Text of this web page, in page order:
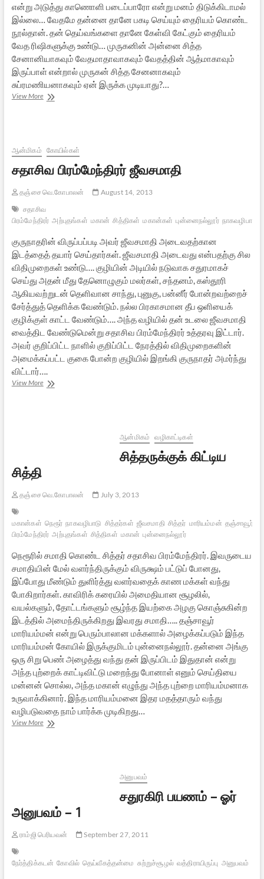
என்று அடுத்து காணொளி படைப்பாரோ என்று மனம் திடுக்கிடாமல்
இல்லை… வேதமே தன்னை தானே பகடி செய்யும் தைரியம் கொண்ட
நூல்தான். தன் தெய்வங்களை தானே கேள்வி கேட்கும் தைரியம்
வேத ரிஷிகளுக்கு உண்டு… முருகனின் அன்னை சித்த
சேனானியாகவும் வேதமாதாவாகவும் வேதத்தின் ஆத்மாகாவும்
இருப்பாள் என்றால் முருகன் சித்த சேனனாகவும்
சுப்ரமணியனாகவும் ஏன் இருக்க முடியாது?…
View Moreசித்தர்கள்
எதிர்வினை
ஆன்மிகம் கோயில்கள்
சதாசிவ பிரம்மேந்திரர் ஜீவசமாதி
தஞ்சை வெ.கோபாலன்
August 14, 2013
சதாசிவ
பிரம்மேந்திரர் அற்புதங்கள் மகான் சித்திகள் மகான்கள் புன்னைநல்லூர் நாகவழிபாடு
குருநாதரின் விருப்பப்படி அவர் ஜீவசமாதி அடைவதற்கான
இடத்தைத் தயார் செய்தார்கள். ஜீவசமாதி அடைவது என்பதற்கு சில
விதிமுறைகள் உண்டு…. குழியின் அடியில் நடுவாக சதுரமாகச்
செய்து அதன் மீது தேனொழுகும் மலர்கள், சந்தனம், கஸ்தூரி
ஆகியவற்றுடன் தெளிவான சாந்து, புனுகு, பன்னீர் போன்றவற்றைச்
சேர்த்துத் தெளிக்க வேண்டும். நல்ல பிரகாசமான தீப ஒளியைக்
குழிக்குள் காட்ட வேண்டும்…. அந்த வழியில் தன் உடலை ஜீவசமாதி
வைத்திட வேண்டுமென்று சதாசிவ பிரம்மேந்திரர் உத்தரவு இட்டார்.
அவர் குறிப்பிட்ட நாளில் குறிப்பிட்ட நேரத்தில் விதிமுறைகளின்
அமைக்கப்பட்ட குகை போன்ற குழியில் இறங்கி குருநாதர் அமர்ந்து
விட்டார்….
View Moreசதாசிவ
ஆன்மிகம் வழிகாட்டிகள்
சித்தருக்குக் கிட்டிய
சித்தி
தஞ்சை வெ.கோபாலன் July 3, 2013
மகான்கள் நெரூர் நாகவழிபாடு சித்தர்கள் ஜீவசமாதி சித்தர் மாரியம்மன் தஞ்சாவூர்
பிரம்மேந்திரர் அற்புதங்கள் சித்திகள் மகான் புன்னைநல்லூர்
நெரூரில் சமாதி கொண்ட சித்தர் சதாசிவ பிரம்மேந்திரர். இவருடைய
சமாதியின் மேல் வளர்ந்திருக்கும் விருக்ஷம் பட்டுப் போனது,
இப்போது மீண்டும் துளிர்த்து வளர்வதைக் காண மக்கள் வந்து
போகிறார்கள். காவிரிக் கரையில் அமைதியான சூழலில்,
வயல்களும், தோட்டங்களும் சூழ்ந்த இயற்கை அழகு கொஞ்சுகின்ற
இடத்தில் அமைந்திருக்கிறது இவரது சமாதி….. தஞ்சாவூர்
மாரியம்மன் என்று பெரும்பாலான மக்களால் அழைக்கப்படும் இந்த
மாரியம்மன் கோயில் இருக்குமிடம் புன்னைநல்லூர். தன்னை அங்கு
ஒரு சிறு பெண் அழைத்து வந்து தன் இருப்பிடம் இதுதான் என்று
அந்த புற்றைக் காட்டிவிட்டு மறைந்து போனாள் எனும் செய்தியை
மன்னன் சொல்ல, அந்த மகான் எழுந்து அந்த புற்றை மாரியம்மனாக
உருவாக்கினார். இந்த மாரியம்மனை இதர மதத்தாரும் வந்து
வழிபடுவதை நாம் பார்க்க முடிகிறது…
View Moreசித்தருக்குக்
அனுபவம்
சதுரகிரி பயணம் – ஓர்
அனுபவம் – 1
ராம்ஜி பெரியவன் September 27, 2011
நேர்த்திக்கடன் கோவில் தெய்வீகத்தன்மை சுற்றுச்சூழல் வத்திராயிருப்பு அனுபவம்